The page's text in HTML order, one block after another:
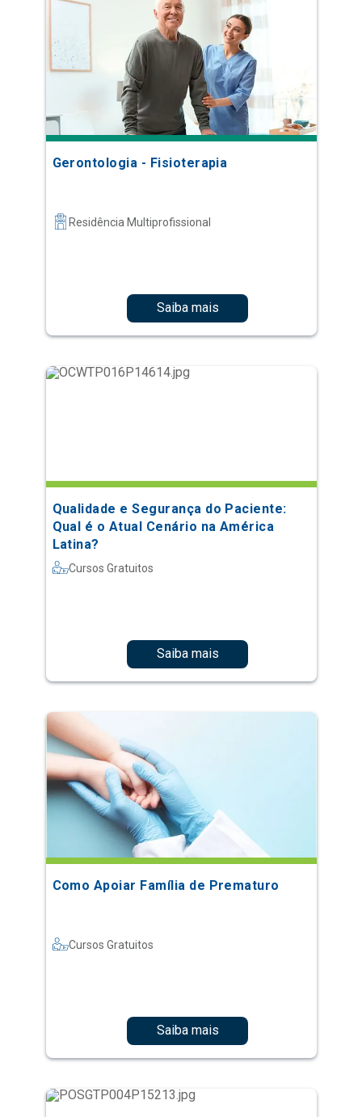
Gerontologia - Fisioterapia
Residência Multiprofissional
Saiba mais
Qualidade e Segurança do Paciente:
Qual é o Atual Cenário na América
Latina?
Cursos Gratuitos
Saiba mais
Como Apoiar Família de Prematuro
Cursos Gratuitos
Saiba mais